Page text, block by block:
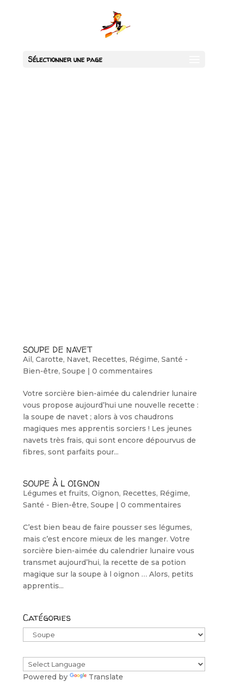
Sélectionner une page
SOUPE DE NAVET
Ail, Carotte, Navet, Recettes, Régime, Santé -
Bien-être, Soupe | 0 commentaires
Votre sorcière bien-aimée du calendrier lunaire
vous propose aujourd’hui une nouvelle recette :
la soupe de navet ; alors à vos chaudrons
magiques mes apprentis sorciers ! Les jeunes
navets très frais, qui sont encore dépourvus de
fibres, sont parfaits pour...
SOUPE À L OIGNON
Légumes et fruits, Oignon, Recettes, Régime,
Santé - Bien-être, Soupe | 0 commentaires
C’est bien beau de faire pousser ses légumes,
mais c’est encore mieux de les manger. Votre
sorcière bien-aimée du calendrier lunaire vous
transmet aujourd’hui, la recette de sa potion
magique sur la soupe à l oignon … Alors, petits
apprentis...
Catégories
Catégories
Powered by Translate